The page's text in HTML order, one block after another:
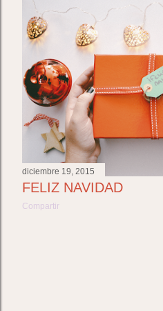
t
r
a
d
a
s
diciembre 19, 2015
FELIZ NAVIDAD
Compartir